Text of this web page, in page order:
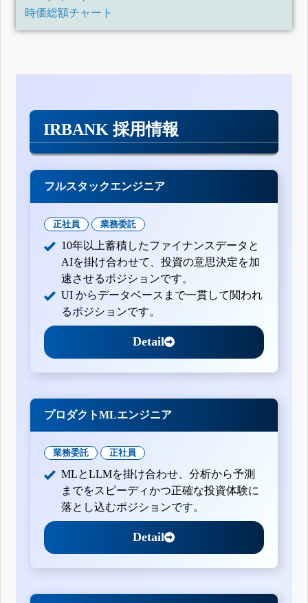
時価総額チャート
IRBANK 採用情報
フルスタックエンジニア
正社員 業務委託
10年以上蓄積したファイナンスデータと
AIを掛け合わせて、投資の意思決定を加
速させるポジションです。
UI からデータベースまで一貫して関われ
るポジションです。
Detail
プロダクトMLエンジニア
業務委託 正社員
MLとLLMを掛け合わせ、分析から予測
までをスピーディかつ正確な投資体験に
落とし込むポジションです。
Detail